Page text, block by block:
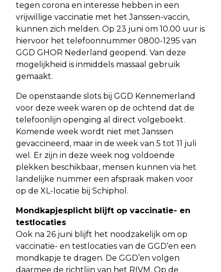
tegen corona en interesse hebben in een
vrijwillige vaccinatie met het Janssen-vaccin,
kunnen zich melden. Op 23 juni om 10.00 uur is
hiervoor het telefoonnummer 0800-1295 van
GGD GHOR Nederland geopend. Van deze
mogelijkheid is inmiddels massaal gebruik
gemaakt.
De openstaande slots bij GGD Kennemerland
voor deze week waren op de ochtend dat de
telefoonlijn openging al direct volgeboekt.
Komende week wordt niet met Janssen
gevaccineerd, maar in de week van 5 tot 11 juli
wel. Er zijn in deze week nog voldoende
plekken beschikbaar, mensen kunnen via het
landelijke nummer een afspraak maken voor
op de XL-locatie bij Schiphol.
Mondkapjesplicht blijft op vaccinatie- en
testlocaties
Ook na 26 juni blijft het noodzakelijk om op
vaccinatie- en testlocaties van de GGD’en een
mondkapje te dragen. De GGD’en volgen
daarmee de richtlijn van het RIVM. Op de